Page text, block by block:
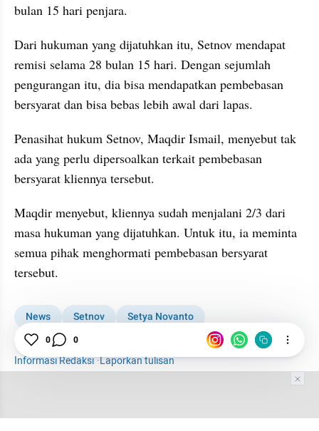
bulan 15 hari penjara.
Dari hukuman yang dijatuhkan itu, Setnov mendapat
remisi selama 28 bulan 15 hari. Dengan sejumlah
pengurangan itu, dia bisa mendapatkan pembebasan
bersyarat dan bisa bebas lebih awal dari lapas.
Penasihat hukum Setnov, Maqdir Ismail, menyebut tak
ada yang perlu dipersoalkan terkait pembebasan
bersyarat kliennya tersebut.
Maqdir menyebut, kliennya sudah menjalani 2/3 dari
masa hukuman yang dijatuhkan. Untuk itu, ia meminta
semua pihak menghormati pembebasan bersyarat
tersebut.
News Setnov
Setya Novanto
Setya Novanto Bebas Bersyarat
Remisi
Informasi Redaksi·Laporkan tulisan
0 0